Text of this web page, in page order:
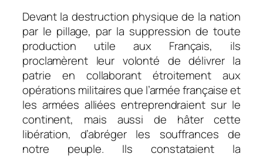
Devant la destruction physique de la nation
par le pillage, par la suppression de toute
production utile aux Français, ils
proclamèrent leur volonté de délivrer la
patrie en collaborant étroitement aux
opérations militaires que l’armée française et
les armées alliées entreprendraient sur le
continent, mais aussi de hâter cette
libération, d’abréger les souffrances de
notre peuple. Ils constataient la